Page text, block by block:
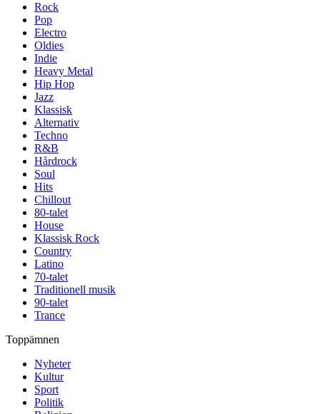
Rock
Pop
Electro
Oldies
Indie
Heavy Metal
Hip Hop
Jazz
Klassisk
Alternativ
Techno
R&B
Hårdrock
Soul
Hits
Chillout
80-talet
House
Klassisk Rock
Country
Latino
70-talet
Traditionell musik
90-talet
Trance
Toppämnen
Nyheter
Kultur
Sport
Politik